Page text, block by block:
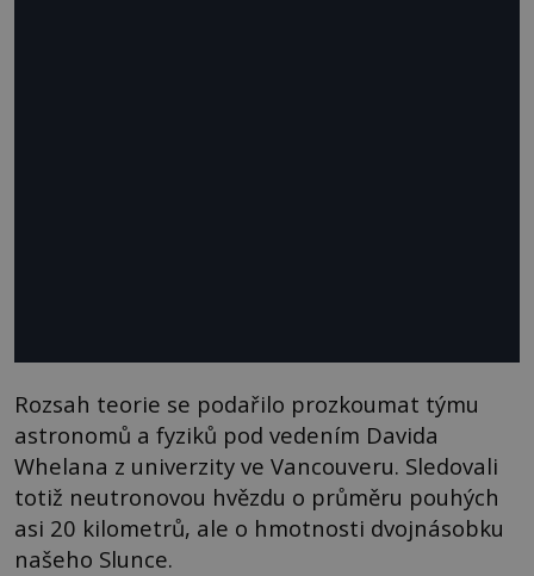
Rozsah teorie se podařilo prozkoumat týmu
astronomů a fyziků pod vedením Davida
Whelana z univerzity ve Vancouveru. Sledovali
totiž neutronovou hvězdu o průměru pouhých
asi 20 kilometrů, ale o hmotnosti dvojnásobku
našeho Slunce.